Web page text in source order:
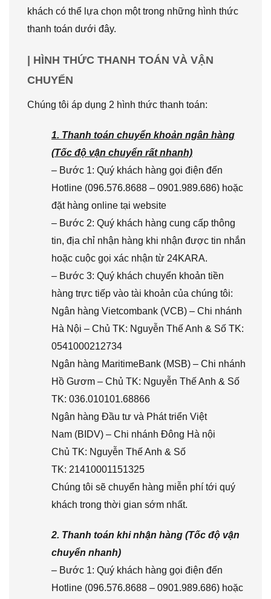
khách có thể lựa chọn một trong những hình thức
thanh toán dưới đây.
| HÌNH THỨC THANH TOÁN VÀ VẬN
CHUYỂN
Chúng tôi áp dụng 2 hình thức thanh toán:
1. Thanh toán chuyển khoản ngân hàng
(Tốc độ vận chuyển rất nhanh)
– Bước 1: Quý khách hàng gọi điện đến
Hotline (096.576.8688 – 0901.989.686) hoặc
đặt hàng online tại website
– Bước 2: Quý khách hàng cung cấp thông
tin, địa chỉ nhận hàng khi nhận được tin nhắn
hoặc cuộc gọi xác nhận từ 24KARA.
– Bước 3: Quý khách chuyển khoản tiền
hàng trực tiếp vào tài khoản của chúng tôi:
Ngân hàng Vietcombank (VCB) – Chi nhánh
Hà Nội – Chủ TK: Nguyễn Thế Anh & Số TK:
0541000212734
Ngân hàng MaritimeBank (MSB) – Chi nhánh
Hồ Gươm – Chủ TK: Nguyễn Thế Anh & Số
TK: 036.010101.68866
Ngân hàng Đầu tư và Phát triển Việt
Nam (BIDV) – Chi nhánh Đông Hà nội
Chủ TK: Nguyễn Thế Anh & Số
TK: 21410001151325
Chúng tôi sẽ chuyển hàng miễn phí tới quý
khách trong thời gian sớm nhất.
2. Thanh toán khi nhận hàng (Tốc độ vận
chuyển nhanh)
– Bước 1: Quý khách hàng gọi điện đến
Hotline (096.576.8688 – 0901.989.686) hoặc